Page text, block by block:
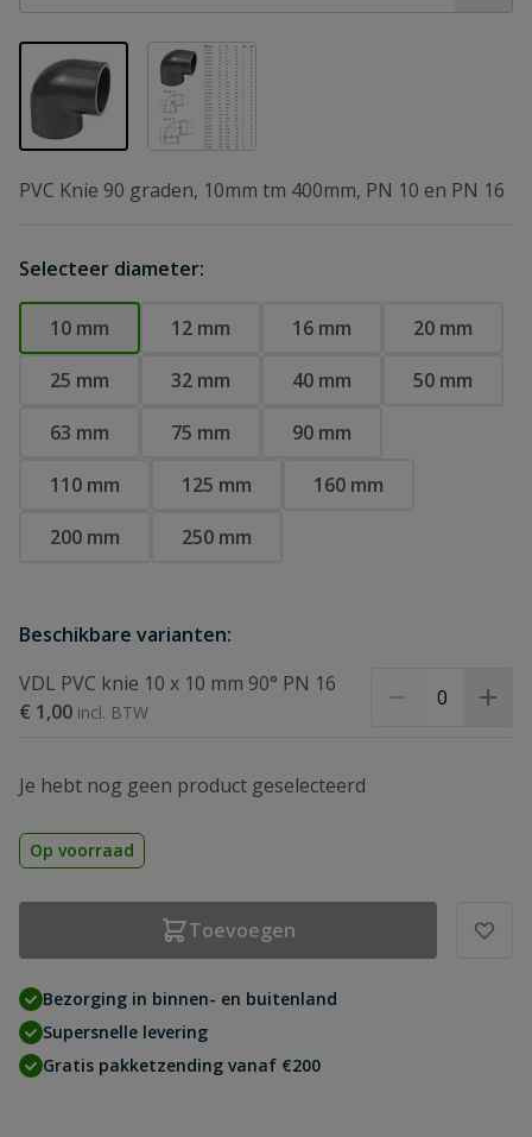
View larger imageView larger image
PVC Knie 90 graden, 10mm tm 400mm, PN 10 en PN 16
Selecteer diameter:
10 mm 12 mm 16 mm
20 mm
25 mm
32 mm 40 mm
50 mm
63 mm
75 mm
90 mm
110 mm
125 mm
160 mm
200 mm
250 mm
Beschikbare varianten:
VDL PVC knie 10 x 10 mm 90° PN 16
€ 1,00
Je hebt nog geen product geselecteerd
Op voorraad
Toevoegen
Bezorging in binnen- en buitenland
Supersnelle levering
Gratis pakketzending vanaf €200